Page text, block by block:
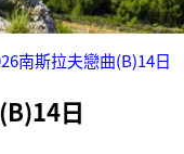
南斯拉夫戀曲(B)14日
日